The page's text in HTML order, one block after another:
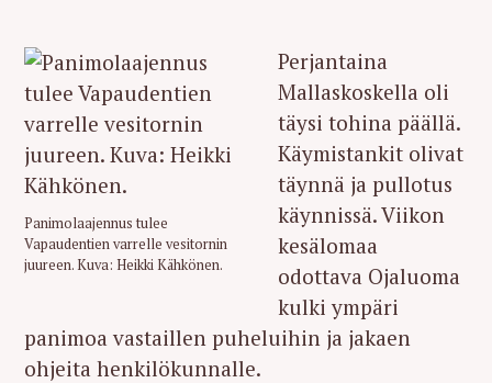
Panimolaajennus tulee
Vapaudentien varrelle vesitornin
juureen. Kuva: Heikki Kähkönen.
Perjantaina
Mallaskoskella oli
täysi tohina päällä.
Käymistankit olivat
täynnä ja pullotus
käynnissä. Viikon
kesälomaa
odottava Ojaluoma
kulki ympäri
panimoa vastaillen puheluihin ja jakaen
ohjeita henkilökunnalle.